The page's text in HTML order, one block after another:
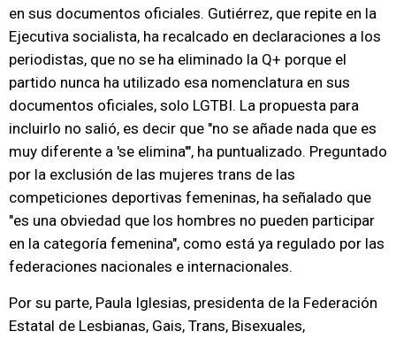
en sus documentos oficiales. Gutiérrez, que repite en la
Ejecutiva socialista, ha recalcado en declaraciones a los
periodistas, que no se ha eliminado la Q+ porque el
partido nunca ha utilizado esa nomenclatura en sus
documentos oficiales, solo LGTBI. La propuesta para
incluirlo no salió, es decir que "no se añade nada que es
muy diferente a 'se elimina'", ha puntualizado. Preguntado
por la exclusión de las mujeres trans de las
competiciones deportivas femeninas, ha señalado que
"es una obviedad que los hombres no pueden participar
en la categoría femenina", como está ya regulado por las
federaciones nacionales e internacionales.
Por su parte, Paula Iglesias, presidenta de la Federación
Estatal de Lesbianas, Gais, Trans, Bisexuales,